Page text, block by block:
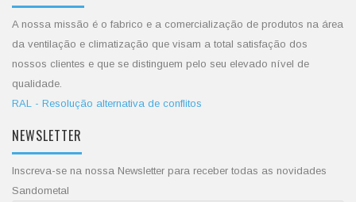
A nossa missão é o fabrico e a comercialização de produtos na área
da ventilação e climatização que visam a total satisfação dos
nossos clientes e que se distinguem pelo seu elevado nível de
qualidade.
RAL - Resolução alternativa de conflitos
NEWSLETTER
Inscreva-se na nossa Newsletter para receber todas as novidades
Sandometal